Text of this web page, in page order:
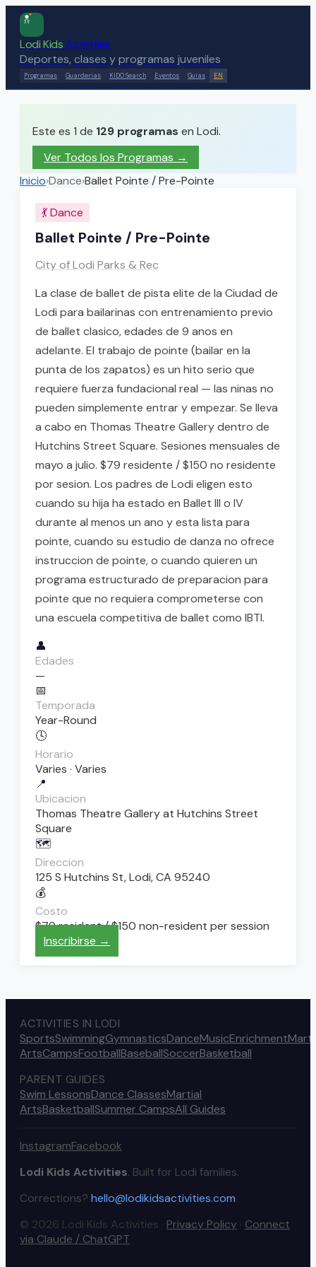
Lodi KidsActivities
Deportes, clases y programas juveniles
Programas Guarderias KIDO Search Eventos Guias EN
Este es 1 de 129 programas en Lodi.
Ver Todos los Programas →
Inicio›Dance›Ballet Pointe / Pre-Pointe
💃Dance
Ballet Pointe / Pre-Pointe
City of Lodi Parks & Rec
La clase de ballet de pista elite de la Ciudad de
Lodi para bailarinas con entrenamiento previo
de ballet clasico, edades de 9 anos en
adelante. El trabajo de pointe (bailar en la
punta de los zapatos) es un hito serio que
requiere fuerza fundacional real — las ninas no
pueden simplemente entrar y empezar. Se lleva
a cabo en Thomas Theatre Gallery dentro de
Hutchins Street Square. Sesiones mensuales de
mayo a julio. $79 residente / $150 no residente
por sesion. Los padres de Lodi eligen esto
cuando su hija ha estado en Ballet III o IV
durante al menos un ano y esta lista para
pointe, cuando su estudio de danza no ofrece
instruccion de pointe, o cuando quieren un
programa estructurado de preparacion para
pointe que no requiera comprometerse con
una escuela competitiva de ballet como IBTI.
👤
Edades
—
📅
Temporada
Year-Round
🕓
Horario
Varies · Varies
📍
Ubicacion
Thomas Theatre Gallery at Hutchins Street
Square
🗺️
Direccion
125 S Hutchins St, Lodi, CA 95240
💰
Costo
$79 resident / $150 non-resident per session
Inscribirse →
ACTIVITIES IN LODI
SportsSwimmingGymnasticsDanceMusicEnrichment
ArtsCampsFootballBaseballSoccerBasketball
PARENT GUIDES
Swim LessonsDance ClassesMartial
ArtsBasketballSummer CampsAll Guides
InstagramFacebook
Lodi Kids Activities. Built for Lodi families.
Corrections? hello@lodikidsactivities.com
© 2026 Lodi Kids Activities · Privacy Policy · Connect
via Claude / ChatGPT